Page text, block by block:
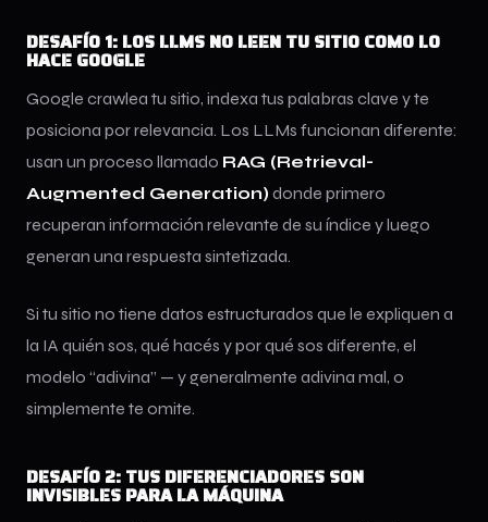
DESAFÍO 1: LOS LLMS NO LEEN TU SITIO COMO LO
HACE GOOGLE
Google crawlea tu sitio, indexa tus palabras clave y te
posiciona por relevancia. Los LLMs funcionan diferente:
usan un proceso llamado RAG (Retrieval-
Augmented Generation) donde primero
recuperan información relevante de su índice y luego
generan una respuesta sintetizada.
Si tu sitio no tiene datos estructurados que le expliquen a
la IA quién sos, qué hacés y por qué sos diferente, el
modelo “adivina” — y generalmente adivina mal, o
simplemente te omite.
DESAFÍO 2: TUS DIFERENCIADORES SON
INVISIBLES PARA LA MÁQUINA